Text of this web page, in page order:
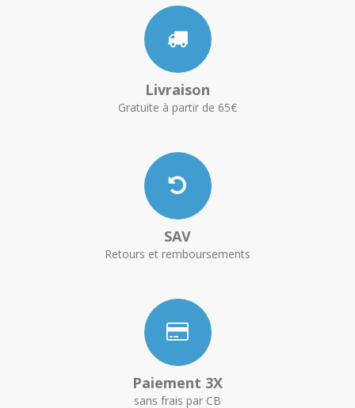
Livraison
Gratuite à partir de 65€
SAV
Retours et remboursements
Paiement 3X
sans frais par CB